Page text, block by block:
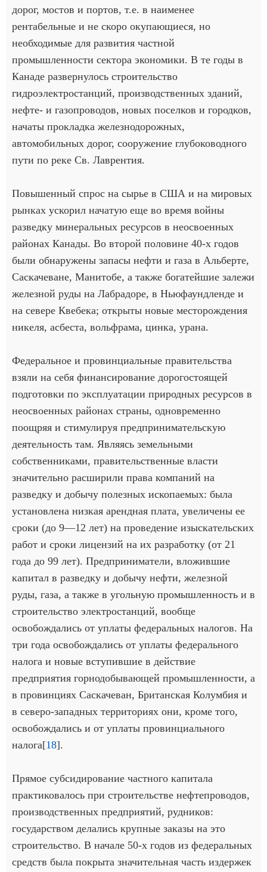
дорог, мостов и портов, т.е. в наименее
рентабельные и не скоро окупающиеся, но
необходимые для развития частной
промышленности сектора экономики. В те годы в
Канаде развернулось строительство
гидроэлектростанций, производственных зданий,
нефте- и газопроводов, новых поселков и городков,
начаты прокладка железнодорожных,
автомобильных дорог, сооружение глубоководного
пути по реке Св. Лаврентия.
Повышенный спрос на сырье в США и на мировых
рынках ускорил начатую еще во время войны
разведку минеральных ресурсов в неосвоенных
районах Канады. Во второй половине 40-х годов
были обнаружены запасы нефти и газа в Альберте,
Саскачеване, Манитобе, а также богатейшие залежи
железной руды на Лабрадоре, в Ньюфаундленде и
на севере Квебека; открыты новые месторождения
никеля, асбеста, вольфрама, цинка, урана.
Федеральное и провинциальные правительства
взяли на себя финансирование дорогостоящей
подготовки по эксплуатации природных ресурсов в
неосвоенных районах страны, одновременно
поощряя и стимулируя предпринимательскую
деятельность там. Являясь земельными
собственниками, правительственные власти
значительно расширили права компаний на
разведку и добычу полезных ископаемых: была
установлена низкая арендная плата, увеличены ее
сроки (до 9—12 лет) на проведение изыскательских
работ и сроки лицензий на их разработку (от 21
года до 99 лет). Предприниматели, вложившие
капитал в разведку и добычу нефти, железной
руды, газа, а также в угольную промышленность и в
строительство электростанций, вообще
освобождались от уплаты федеральных налогов. На
три года освобождались от уплаты федерального
налога и новые вступившие в действие
предприятия горнодобывающей промышленности, а
в провинциях Саскачеван, Британская Колумбия и
в северо-западных территориях они, кроме того,
освобождались и от уплаты провинциального
налога[18].
Прямое субсидирование частного капитала
практиковалось при строительстве нефтепроводов,
производственных предприятий, рудников:
государством делались крупные заказы на это
строительство. В начале 50-х годов из федеральных
средств была покрыта значительная часть издержек